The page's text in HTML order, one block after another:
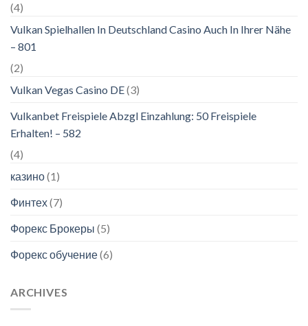
(4)
Vulkan Spielhallen In Deutschland Casino Auch In Ihrer Nähe
– 801
(2)
Vulkan Vegas Casino DE(3)
Vulkanbet Freispiele Abzgl Einzahlung: 50 Freispiele
Erhalten! – 582
(4)
казино(1)
Финтех(7)
Форекс Брокеры (5)
Форекс обучение(6)
ARCHIVES